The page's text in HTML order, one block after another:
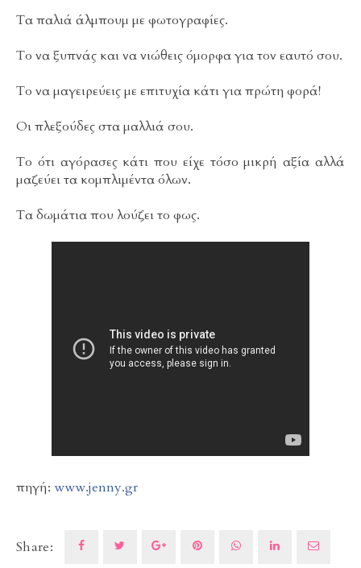
Τα παλιά άλμπουμ με φωτογραφίες.
Το να ξυπνάς και να νιώθεις όμορφα για τον εαυτό σου.
Το να μαγειρεύεις με επιτυχία κάτι για πρώτη φορά!
Οι πλεξούδες στα μαλλιά σου.
Το ότι αγόρασες κάτι που είχε τόσο μικρή αξία αλλά
μαζεύει τα κομπλιμέντα όλων.
Τα δωμάτια που λούζει το φως.
πηγή: www.jenny.gr
Share: